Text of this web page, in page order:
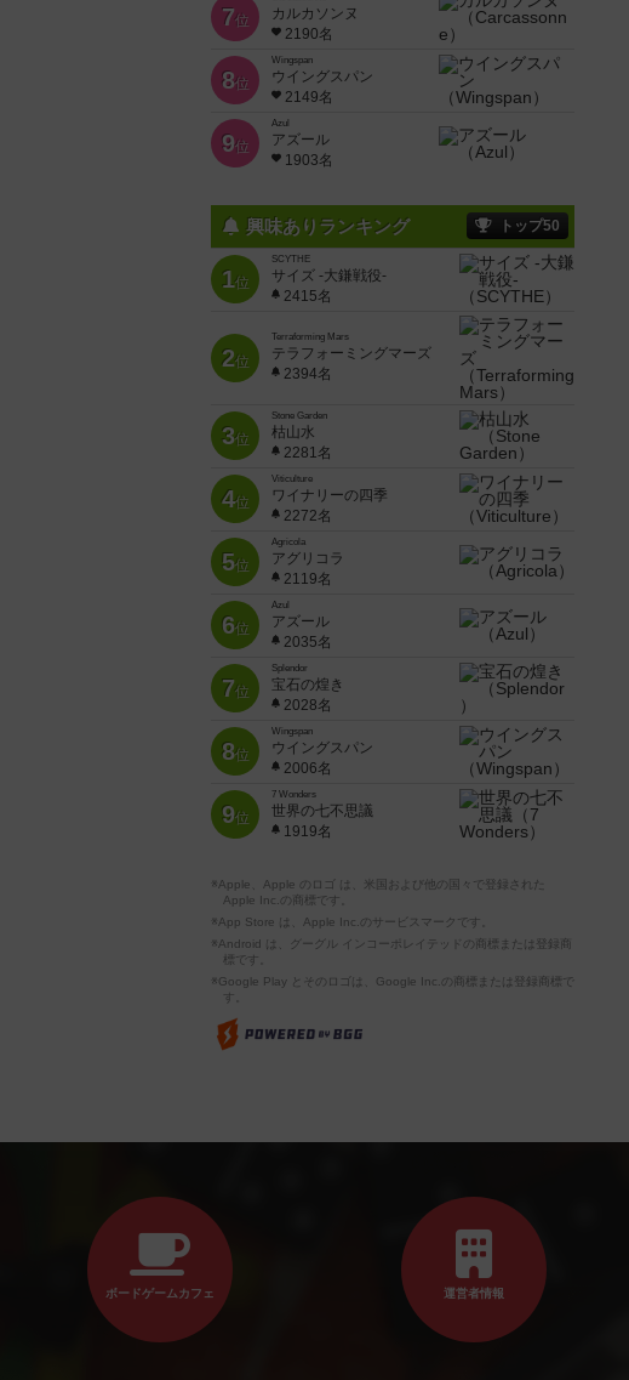
7位
カルカソンヌ
2190名
8位
Wingspan
ウイングスパン
2149名
9位
Azul
アズール
1903名
興味ありランキング トップ50
1位
SCYTHE
サイズ -大鎌戦役-
2415名
2位
Terraforming Mars
テラフォーミングマーズ
2394名
3位
Stone Garden
枯山水
2281名
4位
Viticulture
ワイナリーの四季
2272名
5位
Agricola
アグリコラ
2119名
6位
Azul
アズール
2035名
7位
Splendor
宝石の煌き
2028名
8位
Wingspan
ウイングスパン
2006名
9位
7 Wonders
世界の七不思議
1919名
※Apple、Apple のロゴ は、米国および他の国々で登録された
Apple Inc.の商標です。
※App Store は、Apple Inc.のサービスマークです。
※Android は、グーグル インコーポレイテッドの商標または登録商
標です。
※Google Play とそのロゴは、Google Inc.の商標または登録商標で
す。
ボードゲームカフェ 運営者情報